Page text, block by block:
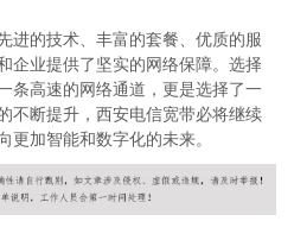
进的技术、丰富的套餐、优质的服
企业提供了坚实的网络保障。选择
条高速的网络通道，更是选择了一
不断提升，西安电信宽带必将继续
更加智能和数字化的未来。